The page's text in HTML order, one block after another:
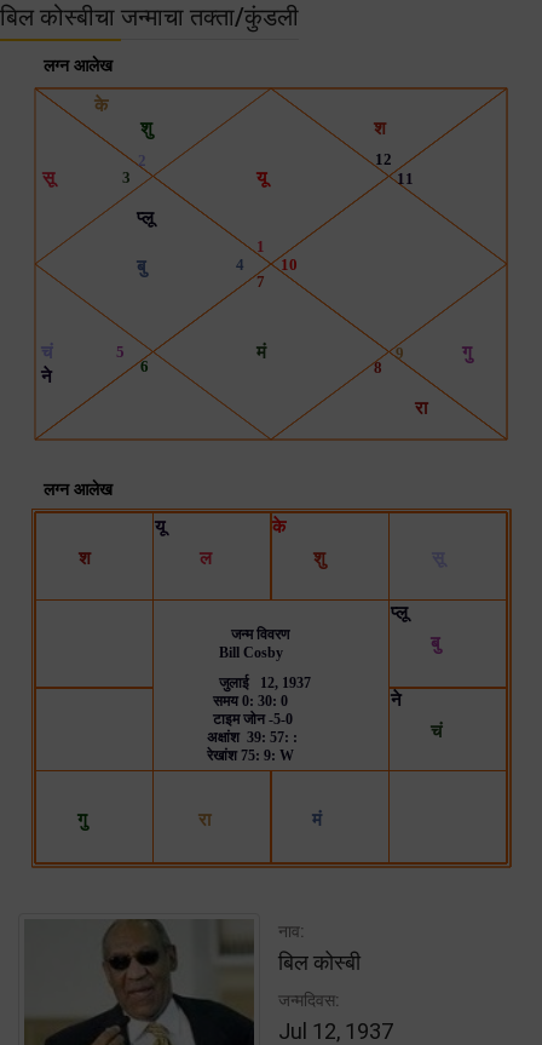
बिल कोस्बीचा जन्माचा तक्ता/कुंडली
नाव:
बिल कोस्बी
जन्मदिवस:
Jul 12, 1937